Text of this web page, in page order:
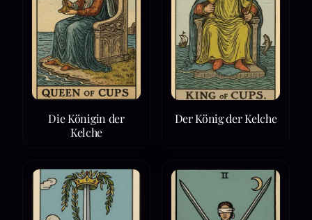
Die Königin der
Kelche
Der König der Kelche